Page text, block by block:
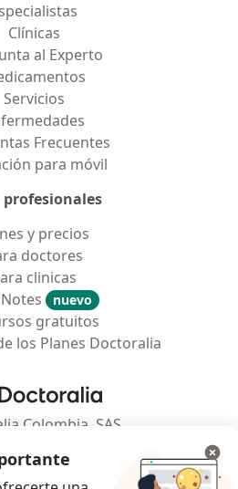
Clínicas
al Experto
Servicios
Frecuentes
para móvil
profesionales
y precios
doctores
clinicas
nuevo
gratuitos
los Planes Doctoralia
Doctoralia - Página de inicio
Colombia, SAS
D.C., Colombia